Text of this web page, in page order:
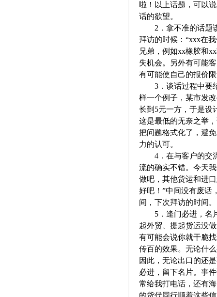
啦！以上话题，可以
话的欲望。
2． 拿不准的话题
拜访的时候： “xxx在
兄弟，例如xx橡胶和
失机会。另外有可能
有可能使自己的报价
3． 谈话过程中要
样一个例子，某市发
长到5元一方，于是设
这是最低的无奈之举
把问题格式化了，避
力的认可。
4． 在与客户的交
流的确实不错。今天
做吧，其他货运和进
好吧！”中间没有废话
间，下次拜访的时间。
5． 逢门必进，名
起外贸、提起货运没
有可能会说你就干脆
传百的效果。无论什
因此，无论出口的还
必进，留下名片。事
常给我打电话，还有
的货代同行顺着这些